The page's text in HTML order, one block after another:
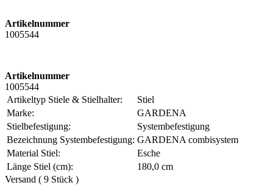
Artikelnummer
1005544
Artikelnummer
1005544
Artikeltyp Stiele & Stielhalter:
Stiel
Marke:
GARDENA
Stielbefestigung:
Systembefestigung
Bezeichnung Systembefestigung: GARDENA combisystem
Material Stiel:
Esche
Länge Stiel (cm):
180,0 cm
Versand ( 9 Stück )